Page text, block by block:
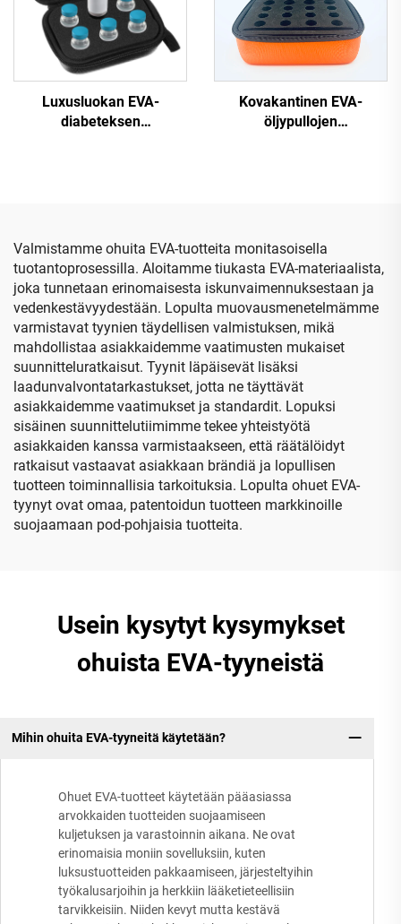
stetoskooppeihin
Luxusluokan EVA-
diabeteksen
insuliinijäähdytyskätkö
Kovakantinen EVA-
öljypullojen
Valmistamme ohuita EVA-tuotteita monitasoisella
tuotantoprosessilla. Aloitamme tiukasta EVA-materiaalista,
joka tunnetaan erinomaisesta iskunvaimennuksestaan ja
vedenkestävyydestään. Lopulta muovausmenetelmämme
varmistavat tyynien täydellisen valmistuksen, mikä
mahdollistaa asiakkaidemme vaatimusten mukaiset
suunnitteluratkaisut. Tyynit läpäisevät lisäksi
laadunvalvontatarkastukset, jotta ne täyttävät
asiakkaidemme vaatimukset ja standardit. Lopuksi
sisäinen suunnittelutiimimme tekee yhteistyötä
asiakkaiden kanssa varmistaakseen, että räätälöidyt
ratkaisut vastaavat asiakkaan brändiä ja lopullisen
tuotteen toiminnallisia tarkoituksia. Lopulta ohuet EVA-
tyynyt ovat omaa, patentoidun tuotteen markkinoille
suojaamaan pod-pohjaisia tuotteita.
Usein kysytyt kysymykset
ohuista EVA-tyyneistä
Mihin ohuita EVA-tyyneitä käytetään?
Ohuet EVA-tuotteet käytetään pääasiassa
arvokkaiden tuotteiden suojaamiseen
kuljetuksen ja varastoinnin aikana. Ne ovat
erinomaisia moniin sovelluksiin, kuten
luksustuotteiden pakkaamiseen, järjesteltyihin
työkalusarjoihin ja herkkiin lääketieteellisiin
tarvikkeisiin. Niiden kevyt mutta kestävä